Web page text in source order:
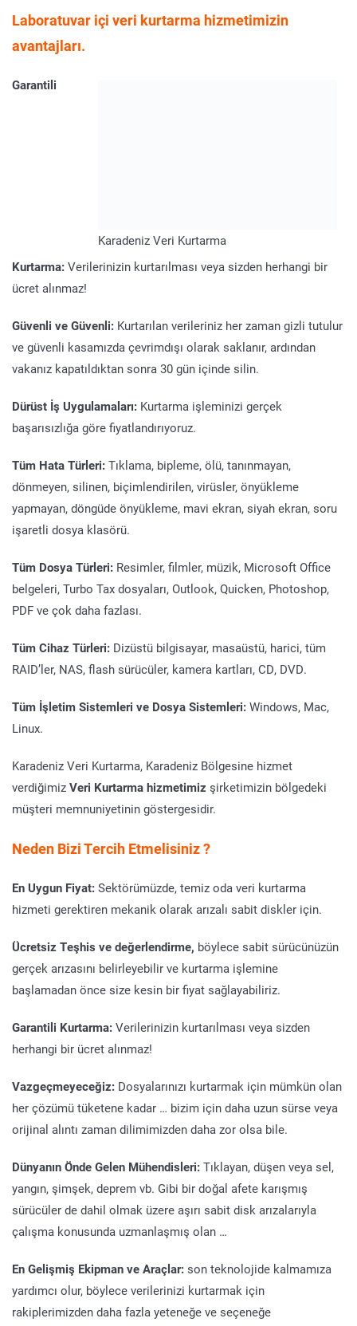
Laboratuvar içi veri kurtarma hizmetimizin
avantajları.
Karadeniz Veri Kurtarma
Garantili
Kurtarma: Verilerinizin kurtarılması veya sizden herhangi bir
ücret alınmaz!
Güvenli ve Güvenli: Kurtarılan verileriniz her zaman gizli tutulur
ve güvenli kasamızda çevrimdışı olarak saklanır, ardından
vakanız kapatıldıktan sonra 30 gün içinde silin.
Dürüst İş Uygulamaları: Kurtarma işleminizi gerçek
başarısızlığa göre fiyatlandırıyoruz.
Tüm Hata Türleri: Tıklama, bipleme, ölü, tanınmayan,
dönmeyen, silinen, biçimlendirilen, virüsler, önyükleme
yapmayan, döngüde önyükleme, mavi ekran, siyah ekran, soru
işaretli dosya klasörü.
Tüm Dosya Türleri: Resimler, filmler, müzik, Microsoft Office
belgeleri, Turbo Tax dosyaları, Outlook, Quicken, Photoshop,
PDF ve çok daha fazlası.
Tüm Cihaz Türleri: Dizüstü bilgisayar, masaüstü, harici, tüm
RAID’ler, NAS, flash sürücüler, kamera kartları, CD, DVD.
Tüm İşletim Sistemleri ve Dosya Sistemleri: Windows, Mac,
Linux.
Karadeniz Veri Kurtarma, Karadeniz Bölgesine hizmet
verdiğimiz Veri Kurtarma hizmetimiz şirketimizin bölgedeki
müşteri memnuniyetinin göstergesidir.
Neden Bizi Tercih Etmelisiniz ?
En Uygun Fiyat: Sektörümüzde, temiz oda veri kurtarma
hizmeti gerektiren mekanik olarak arızalı sabit diskler için.
Ücretsiz Teşhis ve değerlendirme, böylece sabit sürücünüzün
gerçek arızasını belirleyebilir ve kurtarma işlemine
başlamadan önce size kesin bir fiyat sağlayabiliriz.
Garantili Kurtarma: Verilerinizin kurtarılması veya sizden
herhangi bir ücret alınmaz!
Vazgeçmeyeceğiz: Dosyalarınızı kurtarmak için mümkün olan
her çözümü tüketene kadar … bizim için daha uzun sürse veya
orijinal alıntı zaman dilimimizden daha zor olsa bile.
Dünyanın Önde Gelen Mühendisleri: Tıklayan, düşen veya sel,
yangın, şimşek, deprem vb. Gibi bir doğal afete karışmış
sürücüler de dahil olmak üzere aşırı sabit disk arızalarıyla
çalışma konusunda uzmanlaşmış olan …
En Gelişmiş Ekipman ve Araçlar: son teknolojide kalmamıza
yardımcı olur, böylece verilerinizi kurtarmak için
rakiplerimizden daha fazla yeteneğe ve seçeneğe